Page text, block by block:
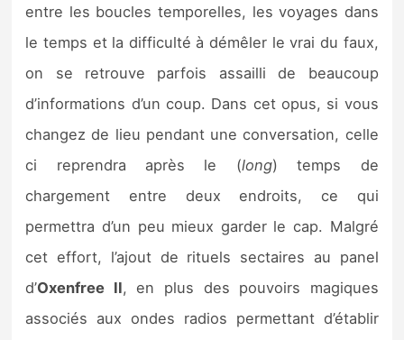
entre les boucles temporelles, les voyages dans
le temps et la difficulté à démêler le vrai du faux,
on se retrouve parfois assailli de beaucoup
d’informations d’un coup. Dans cet opus, si vous
changez de lieu pendant une conversation, celle
ci reprendra après le (long) temps de
chargement entre deux endroits, ce qui
permettra d’un peu mieux garder le cap. Malgré
cet effort, l’ajout de rituels sectaires au panel
d’Oxenfree II, en plus des pouvoirs magiques
associés aux ondes radios permettant d’établir